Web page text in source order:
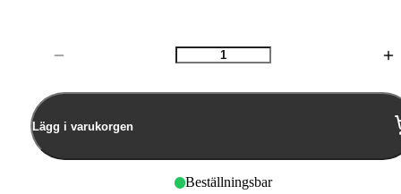
Antal
Lägg i varukorgen
Beställningsbar